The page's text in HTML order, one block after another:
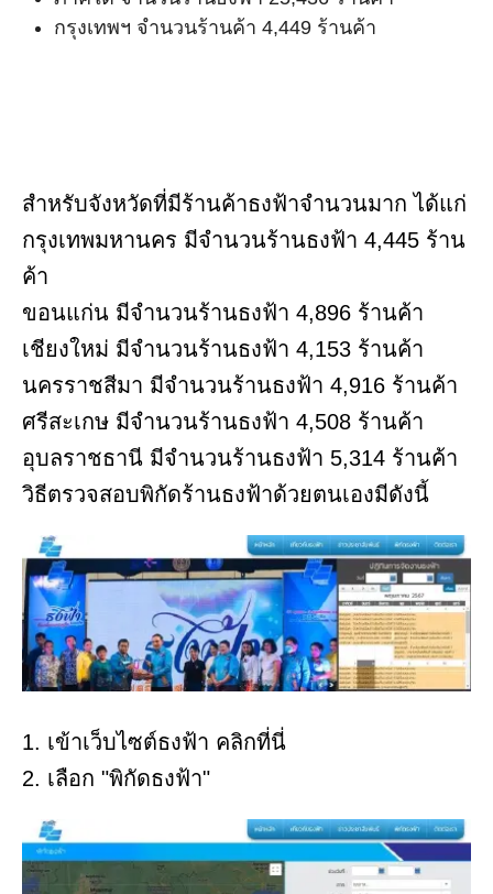
กรุงเทพฯ จำนวนร้านค้า 4,449 ร้านค้า
สำหรับจังหวัดที่มีร้านค้าธงฟ้าจำนวนมาก ได้แก่
กรุงเทพมหานคร มีจำนวนร้านธงฟ้า 4,445 ร้าน
ค้า
ขอนแก่น มีจำนวนร้านธงฟ้า 4,896 ร้านค้า
เชียงใหม่ มีจำนวนร้านธงฟ้า 4,153 ร้านค้า
นครราชสีมา มีจำนวนร้านธงฟ้า 4,916 ร้านค้า
ศรีสะเกษ มีจำนวนร้านธงฟ้า 4,508 ร้านค้า
อุบลราชธานี มีจำนวนร้านธงฟ้า 5,314 ร้านค้า
วิธีตรวจสอบพิกัดร้านธงฟ้าด้วยตนเองมีดังนี้
1. เข้าเว็บไซต์ธงฟ้า คลิกที่นี่
2. เลือก "พิกัดธงฟ้า"